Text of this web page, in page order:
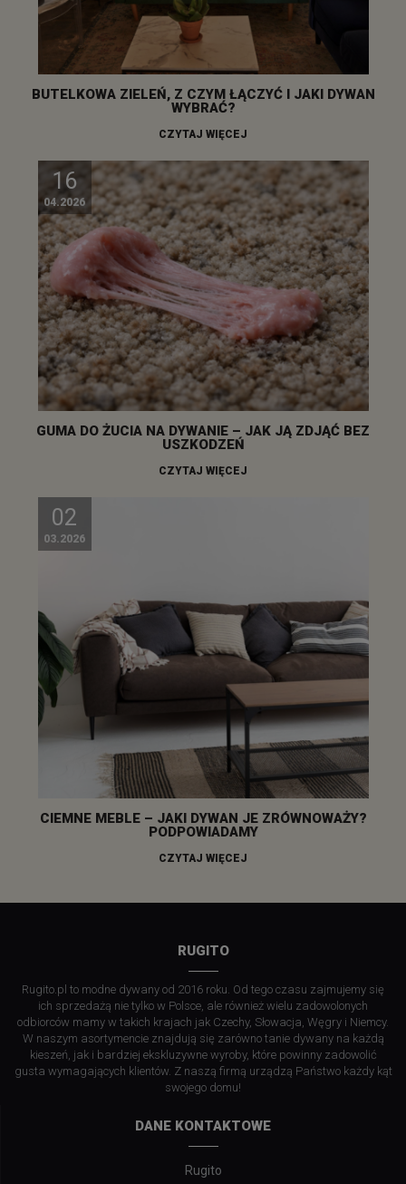
BUTELKOWA ZIELEŃ, Z CZYM ŁĄCZYĆ I JAKI DYWAN
WYBRAĆ?
CZYTAJ WIĘCEJ
16
04.2026
GUMA DO ŻUCIA NA DYWANIE – JAK JĄ ZDJĄĆ BEZ
USZKODZEŃ
CZYTAJ WIĘCEJ
02
03.2026
CIEMNE MEBLE – JAKI DYWAN JE ZRÓWNOWAŻY?
PODPOWIADAMY
CZYTAJ WIĘCEJ
RUGITO
Rugito.pl to modne dywany od 2016 roku. Od tego czasu zajmujemy się
ich sprzedażą nie tylko w Polsce, ale również wielu zadowolonych
odbiorców mamy w takich krajach jak Czechy, Słowacja, Węgry i Niemcy.
W naszym asortymencie znajdują się zarówno tanie dywany na każdą
kieszeń, jak i bardziej ekskluzywne wyroby, które powinny zadowolić
gusta wymagających klientów. Z naszą firmą urządzą Państwo każdy kąt
swojego domu!
DANE KONTAKTOWE
Rugito